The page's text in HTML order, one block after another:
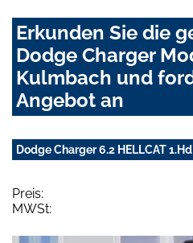
Erkunden Sie die
Dodge Charger
Kulmbach und
Angebot an
Dodge Charger 6.2 HELLCAT
Preis:
MWSt: